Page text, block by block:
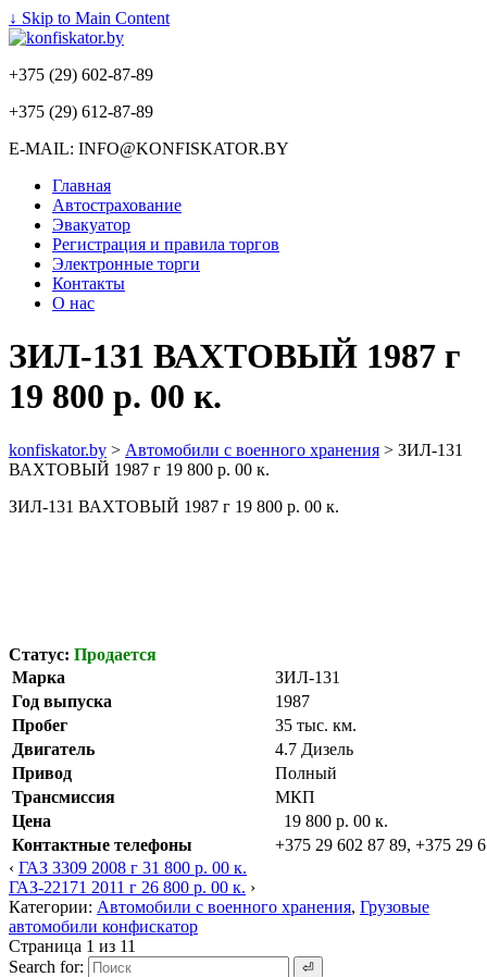
↓ Skip to Main Content
+375 (29) 602-87-89
+375 (29) 612-87-89
E-MAIL: INFO@KONFISKATOR.BY
Главная
Автострахование
Эвакуатор
Регистрация и правила торгов
Электронные торги
Контакты
О нас
ЗИЛ-131 ВАХТОВЫЙ 1987 г
19 800 р. 00 к.
konfiskator.by > Автомобили с военного хранения > ЗИЛ-131
ВАХТОВЫЙ 1987 г 19 800 р. 00 к.
ЗИЛ-131 ВАХТОВЫЙ 1987 г 19 800 р. 00 к.
Статус: Продается
Марка
ЗИЛ-131
Год выпуска
1987
Пробег
35 тыс. км.
Двигатель
4.7 Дизель
Привод
Полный
Трансмиссия
МКП
Цена
19 800 р. 00 к.
Контактные телефоны
+375 29 602 87 89, +375 29
‹ ГАЗ 3309 2008 г 31 800 р. 00 к.
ГАЗ-22171 2011 г 26 800 р. 00 к. ›
Категории: Автомобили с военного хранения, Грузовые
автомобили конфискатор
Страница 1 из 11
Search for: